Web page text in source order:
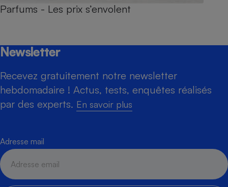
Parfums - Les prix s’envolent
Newsletter
Recevez gratuitement notre newsletter
hebdomadaire ! Actus, tests, enquêtes réalisés
par des experts. En savoir plus
Adresse mail